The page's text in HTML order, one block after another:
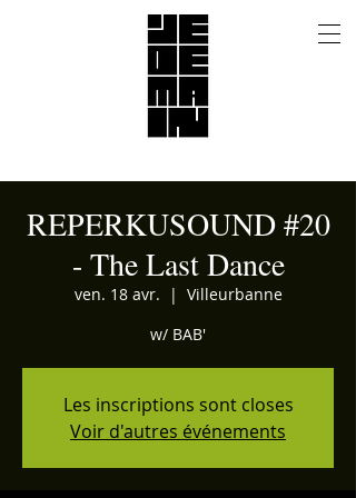
REPERKUSOUND #20
- The Last Dance
ven. 18 avr.
  |
Villeurbanne
w/ BAB'
Les inscriptions sont closes
Voir d'autres événements